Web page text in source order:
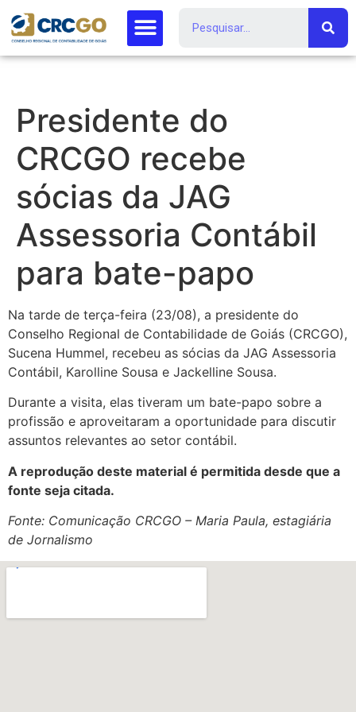
Presidente do
CRCGO recebe
sócias da JAG
Assessoria Contábil
para bate-papo
Na tarde de terça-feira (23/08), a presidente do
Conselho Regional de Contabilidade de Goiás (CRCGO),
Sucena Hummel, recebeu as sócias da JAG Assessoria
Contábil, Karolline Sousa e Jackelline Sousa.
Durante a visita, elas tiveram um bate-papo sobre a
profissão e aproveitaram a oportunidade para discutir
assuntos relevantes ao setor contábil.
A reprodução deste material é permitida desde que a
fonte seja citada.
Fonte: Comunicação CRCGO – Maria Paula, estagiária
de Jornalismo